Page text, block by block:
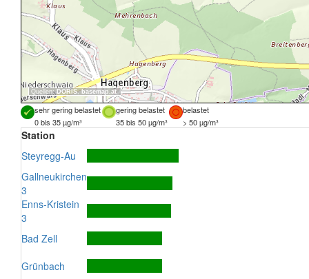
Quellen: DORIS,basemap.at
sehr gering belastet gering belastet
belastet
0 bis 35 µg/m³
35 bis 50 µg/m³ > 50 µg/m³
Station
Steyregg-Au
Gallneukirchen
3
Enns-Kristein
3
Bad Zell
Grünbach